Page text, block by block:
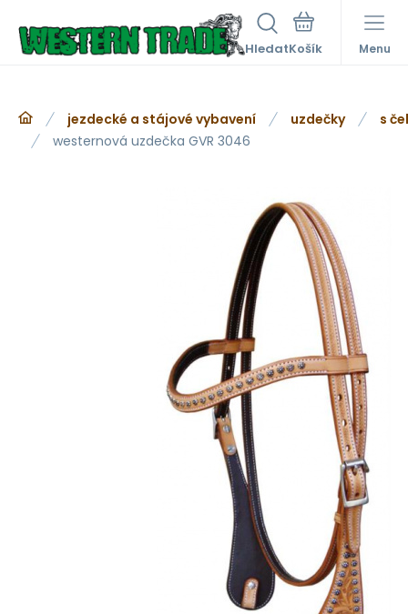
Hledat Menu
jezdecké a stájové vybavení uzdečky
s
westernová uzdečka GVR 3046